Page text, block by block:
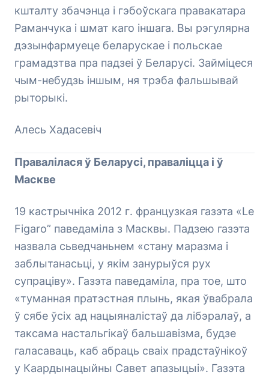
кшталту збачэнца і гэбоўскага правакатара
Раманчука і шмат каго іншага. Вы рэгулярна
дэзынфармуеце беларускае і польскае
грамадзтва пра падзеі ў Беларусі. Займіцеся
чым-небудзь іншым, ня трэба фальшывай
рыторыкі.
Алесь Хадасевіч
Правалілася ў Беларусі, праваліцца і ў
Маскве
19 кастрычніка 2012 г. французкая газэта «Le
Figaro” паведаміла з Масквы. Падзею газэта
назвала сьведчаньнем «стану маразма і
заблытанасьці, у якім занурыўся рух
супраціву». Газэта паведаміла, пра тое, што
«туманная пратэстная плынь, якая ўвабрала
ў сябе ўсіх ад нацыяналістаў да лібэралаў, а
таксама настальгікаў бальшавізма, будзе
галасаваць, каб абраць сваіх прадстаўнікоў
у Каардынацыйны Савет апазыцыі». Газэта